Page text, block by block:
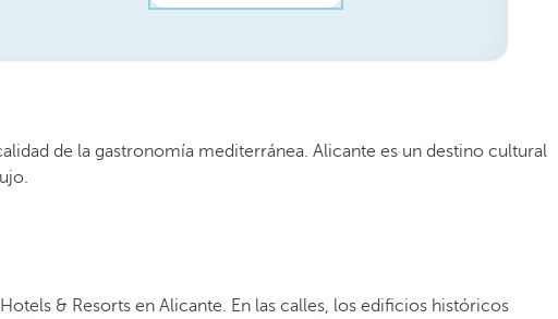
de la gastronomía mediterránea. Alicante es un destino cultural
& Resorts en Alicante. En las calles, los edificios históricos